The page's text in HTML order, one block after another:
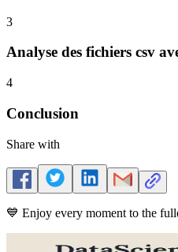
3
Analyse des fichiers csv
4
Conclusion
Share with
💙 Enjoy every moment to the